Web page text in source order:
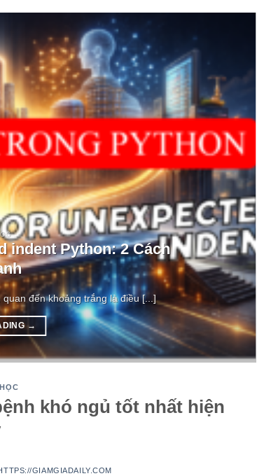
indent Python: 2 Cách
đến khoảng trắng là điều [...]
→
khó ngủ tốt nhất hiện
GIAMGIADAILY.COM